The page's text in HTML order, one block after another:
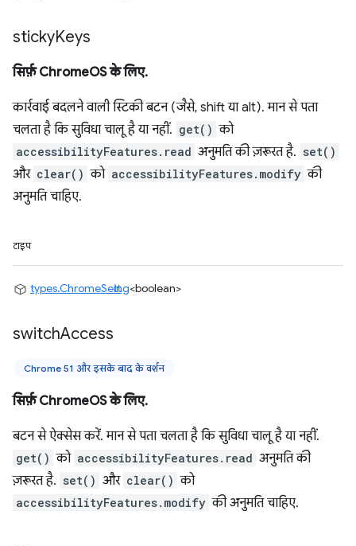
stickyKeys
सिर्फ़ ChromeOS के लिए.
कार्रवाई बदलने वाली स्टिकी बटन (जैसे, shift या alt). मान से पता
चलता है कि सुविधा चालू है या नहीं. get() को
accessibilityFeatures.read अनुमति की ज़रूरत है. set()
और clear() को accessibilityFeatures.modify की
अनुमति चाहिए.
टाइप
types.ChromeSetting<boolean>
switchAccess
Chrome 51 और इसके बाद के वर्शन
सिर्फ़ ChromeOS के लिए.
बटन से ऐक्सेस करें. मान से पता चलता है कि सुविधा चालू है या नहीं.
get() को accessibilityFeatures.read अनुमति की
ज़रूरत है. set() और clear() को
accessibilityFeatures.modify की अनुमति चाहिए.